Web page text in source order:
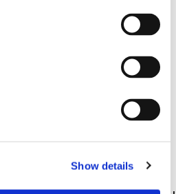
Show details
hinzufügen